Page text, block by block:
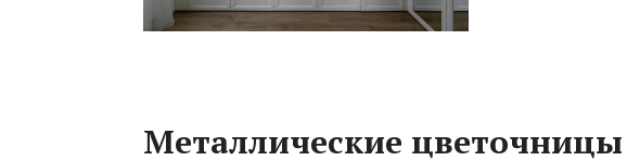
Металлические цветочницы